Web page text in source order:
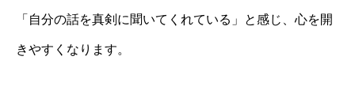
「自分の話を真剣に聞いてくれている」と感じ、心を開
きやすくなります。